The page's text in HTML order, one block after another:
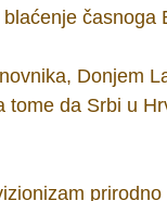
časnoga
Donjem
tome da Srbi u
prirodno